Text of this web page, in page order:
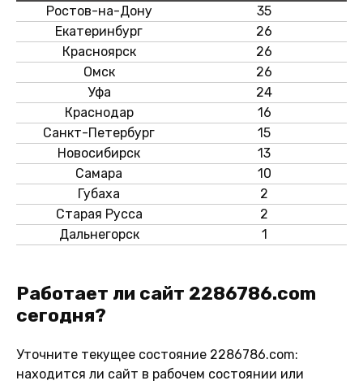
Ростов-на-Дону
35
Екатеринбург
26
Красноярск
26
Омск
26
Уфа
24
Краснодар
16
Санкт-Петербург
15
Новосибирск
13
Самара
10
Губаха
2
Старая Русса
2
Дальнегорск
1
Работает ли сайт 2286786.com
сегодня?
Уточните текущее состояние 2286786.com:
находится ли сайт в рабочем состоянии или